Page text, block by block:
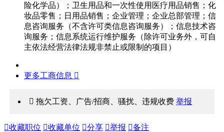
险化学品）；卫生用品和一次性使用医疗用品销售；化
妆品零售；日用品销售；企业管理；企业总部管理；信
息咨询服务（不含许可类信息咨询服务）；信息技术咨
询服务；信息系统运行维护服务（除许可业务外，可自
主依法经营法律法规非禁止或限制的项目）
更多工商信息 
 拖欠工资、广告/招商、骚扰、违规收费举报
收藏职位 收藏单位 分享 举报 备注